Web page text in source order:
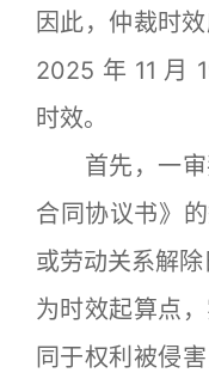
因此，仲裁时
2025 年 11 月
时效。
首先，一审
合同协议书》
或劳动关系解
为时效起算点
同于权利被侵